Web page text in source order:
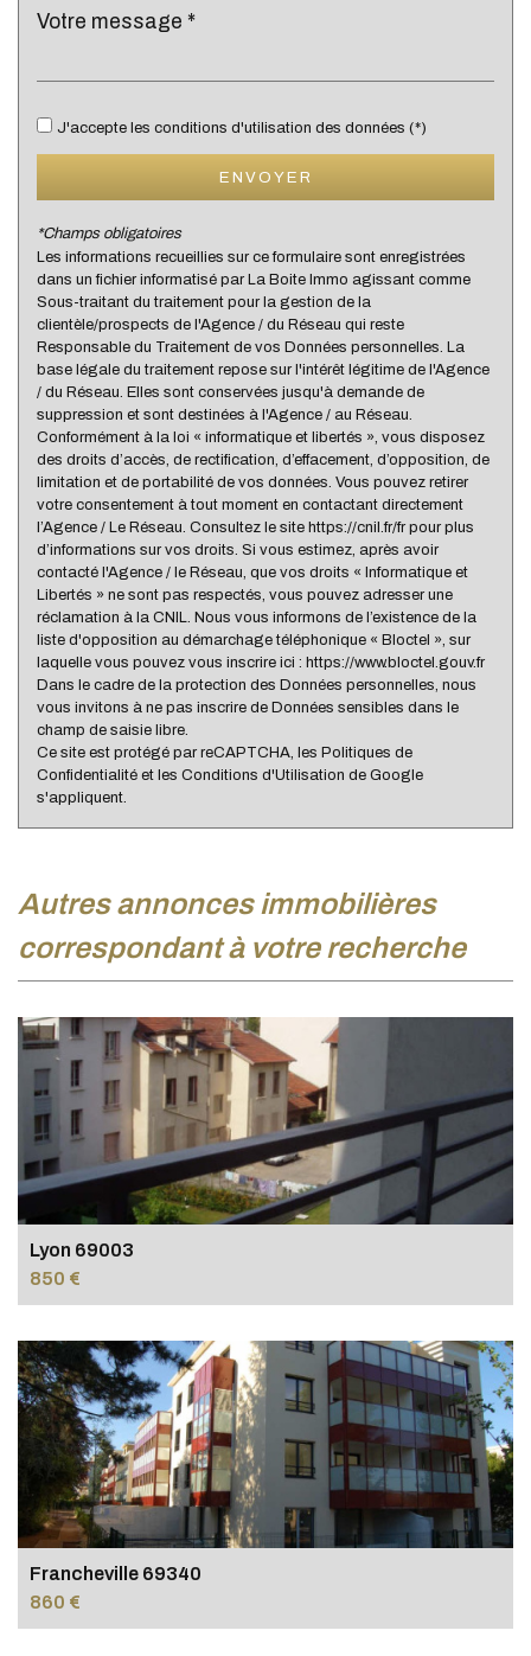
Lycée
Presse et Tabac
statistiques
Nous n'avons pas pu déterminer de statistiques pour
cette ville
J'accepte les conditions d'utilisation des données (*)
ENVOYER
*Champs obligatoires
Les informations recueillies sur ce formulaire sont enregistrées
dans un fichier informatisé par La Boite Immo agissant comme
Sous-traitant du traitement pour la gestion de la
clientèle/prospects de l'Agence / du Réseau qui reste
Responsable du Traitement de vos Données personnelles. La
base légale du traitement repose sur l'intérêt légitime de l'Agence
/ du Réseau. Elles sont conservées jusqu'à demande de
suppression et sont destinées à l'Agence / au Réseau.
Conformément à la loi « informatique et libertés », vous disposez
des droits d’accès, de rectification, d’effacement, d’opposition, de
limitation et de portabilité de vos données. Vous pouvez retirer
votre consentement à tout moment en contactant directement
l’Agence / Le Réseau. Consultez le site https://cnil.fr/fr pour plus
d’informations sur vos droits. Si vous estimez, après avoir
contacté l'Agence / le Réseau, que vos droits « Informatique et
Libertés » ne sont pas respectés, vous pouvez adresser une
réclamation à la CNIL. Nous vous informons de l’existence de la
liste d'opposition au démarchage téléphonique « Bloctel », sur
laquelle vous pouvez vous inscrire ici : https://www.bloctel.gouv.fr
Dans le cadre de la protection des Données personnelles, nous
vous invitons à ne pas inscrire de Données sensibles dans le
champ de saisie libre.
Ce site est protégé par reCAPTCHA, les Politiques de
Confidentialité et les Conditions d'Utilisation de Google
s'appliquent.
autres annonces immobilières
correspondant à votre recherche
Lyon 69003
850 €
Francheville 69340
860 €